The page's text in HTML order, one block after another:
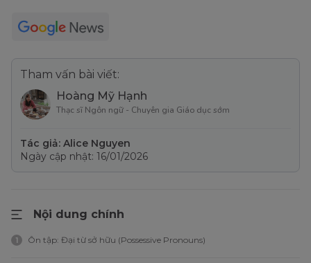
Tham vấn bài viết:
Hoàng Mỹ Hạnh
Thạc sĩ Ngôn ngữ - Chuyên gia Giáo dục sớm
Tác giả: Alice Nguyen
Ngày cập nhật: 16/01/2026
Nội dung chính
1 Ôn tập: Đại từ sở hữu (Possessive Pronouns)